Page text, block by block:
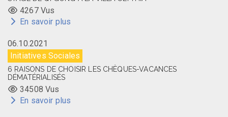
4267 Vus
En savoir plus
06.10.2021
Initiatives Sociales
6 RAISONS DE CHOISIR LES CHÈQUES-VACANCES
DÉMATÉRIALISÉS
34508 Vus
En savoir plus